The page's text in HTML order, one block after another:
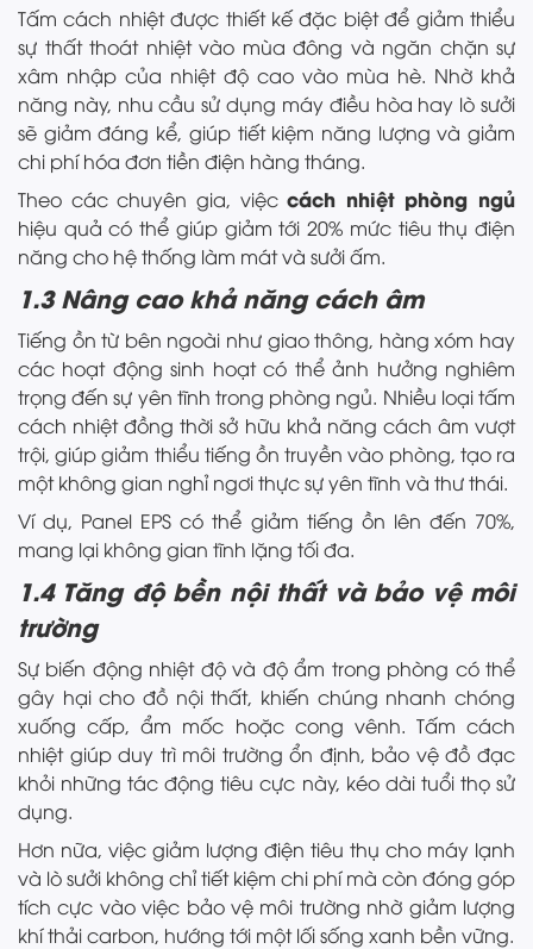
Tấm cách nhiệt được thiết kế đặc biệt để giảm thiểu
sự thất thoát nhiệt vào mùa đông và ngăn chặn sự
xâm nhập của nhiệt độ cao vào mùa hè. Nhờ khả
năng này, nhu cầu sử dụng máy điều hòa hay lò sưởi
sẽ giảm đáng kể, giúp tiết kiệm năng lượng và giảm
chi phí hóa đơn tiền điện hàng tháng.
Theo các chuyên gia, việccách nhiệt phòng ngủ
hiệu quả có thể giúp giảm tới 20% mức tiêu thụ điện
năng cho hệ thống làm mát và sưởi ấm.
1.3 Nâng cao khả năng cách âm
Tiếng ồn từ bên ngoài như giao thông, hàng xóm hay
các hoạt động sinh hoạt có thể ảnh hưởng nghiêm
trọng đến sự yên tĩnh trong phòng ngủ. Nhiều loại tấm
cách nhiệt đồng thời sở hữu khả năng cách âm vượt
trội, giúp giảm thiểu tiếng ồn truyền vào phòng, tạo ra
một không gian nghỉ ngơi thực sự yên tĩnh và thư thái.
Ví dụ, Panel EPS có thể giảm tiếng ồn lên đến 70%,
mang lại không gian tĩnh lặng tối đa.
1.4 Tăng độ bền nội thất và bảo vệ môi
trường
Sự biến động nhiệt độ và độ ẩm trong phòng có thể
gây hại cho đồ nội thất, khiến chúng nhanh chóng
xuống cấp, ẩm mốc hoặc cong vênh. Tấm cách
nhiệt giúp duy trì môi trường ổn định, bảo vệ đồ đạc
khỏi những tác động tiêu cực này, kéo dài tuổi thọ sử
dụng.
Hơn nữa, việc giảm lượng điện tiêu thụ cho máy lạnh
và lò sưởi không chỉ tiết kiệm chi phí mà còn đóng góp
tích cực vào việc bảo vệ môi trường nhờ giảm lượng
khí thải carbon, hướng tới một lối sống xanh bền vững.